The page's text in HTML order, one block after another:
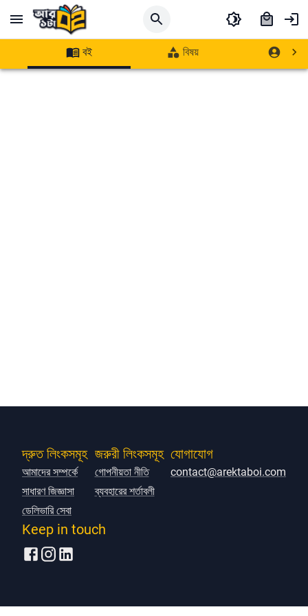
বই বিষয় লেখক
দ্রুত লিংকসমূহ
আমাদের সম্পর্কে
সাধারণ জিজ্ঞাসা
ডেলিভারি সেবা
জরুরী লিংকসমূহ
গোপনীয়তা নীতি
ব্যবহারের শর্তাবলী
যোগাযোগ
contact@arektaboi.com
Keep in touch